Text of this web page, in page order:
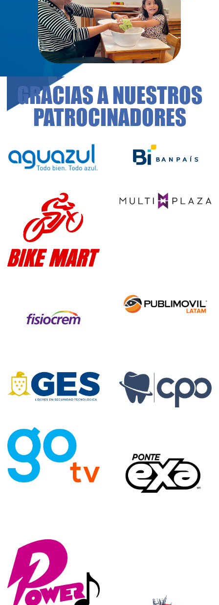
GRACIAS A NUESTROS
PATROCINADORES